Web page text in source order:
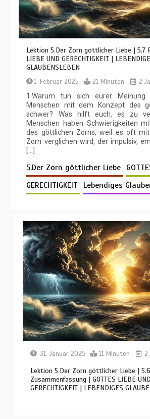
Lektion 5.Der Zorn göttlicher Liebe | 5.7
LIEBE UND GERECHTIGKEIT |
GLAUBENSLEBEN
1. Februar 2025 21 Minuten
2
1.Warum tun sich eurer
Menschen mit dem Konzept des
schwer? Was hilft euch, es zu
Menschen haben Schwierigkeiten
des göttlichen Zorns, weil es oft
Zorn verglichen wird, der impulsiv,
5.Der Zorn göttlicher Liebe
GERECHTIGKEIT
Lebendiges
31. Januar 2025 11 Minuten 2
Lektion 5.Der Zorn göttlicher Liebe | 5.6
Zusammenfassung | GOTTES LIEBE UND
GERECHTIGKEIT | LEBENDIGES